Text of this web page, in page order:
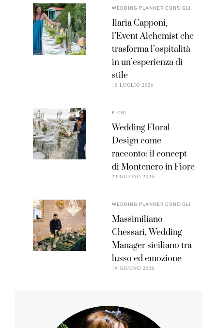
WEDDING PLANNER CONSIGLI
Ilaria Capponi,
l’Event Alchemist che
trasforma l’ospitalità
in un’esperienza di
stile
10 LUGLIO 2026
FIORI
Wedding Floral
Design come
racconto: il concept
di Montenero in Fiore
23 GIUGNO 2026
WEDDING PLANNER CONSIGLI
Massimiliano
Chessari, Wedding
Manager siciliano tra
lusso ed emozione
19 GIUGNO 2026